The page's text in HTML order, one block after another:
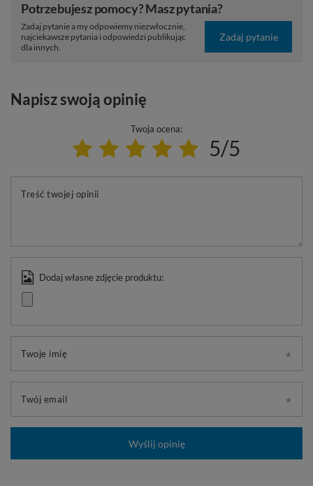
Potrzebujesz pomocy? Masz pytania?
Zadaj pytanie a my odpowiemy niezwłocznie,
najciekawsze pytania i odpowiedzi publikując
dla innych.
Zadaj pytanie
Napisz swoją opinię
Twoja ocena:
5/5
Treść twojej opinii
Dodaj własne zdjęcie produktu:
Twoje imię
Twój email
Wyślij opinię